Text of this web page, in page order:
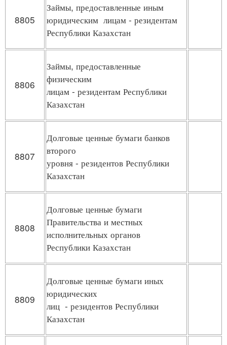
8805
Займы, предоставленные иным
юридическим лицам - резидентам
Республики Казахстан
8806
Займы, предоставленные
физическим
лицам - резидентам Республики
Казахстан
8807
Долговые ценные бумаги банков
второго
уровня - резидентов Республики
Казахстан
8808
Долговые ценные бумаги
Правительства и местных
исполнительных органов
Республики Казахстан
8809
Долговые ценные бумаги иных
юридических
лиц - резидентов Республики
Казахстан